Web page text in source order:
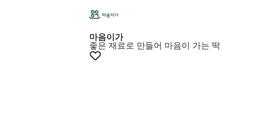
마음이가
좋은 재료로 만들어 마음이 가는 떡